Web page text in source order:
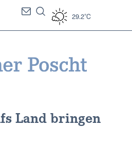
29.2°C
Land bringen